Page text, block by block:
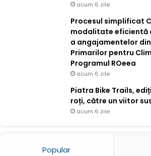
acum 6 zile
Procesul simplificat
modalitate eficientă
a angajamentelor
Primarilor pentru
Programul ROeea
acum 6 zile
Piatra Bike Trails,
roți, către un viitor
acum 6 zile
Popular